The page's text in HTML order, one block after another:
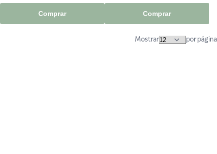
Comprar Comprar
Mostrar por página